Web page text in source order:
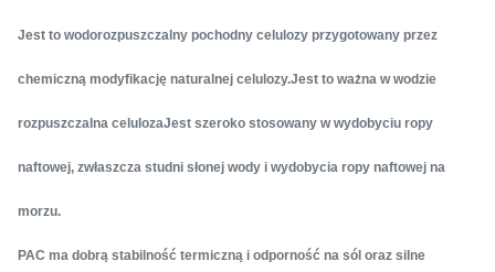
Jest to wodorozpuszczalny pochodny celulozy przygotowany przez
chemiczną modyfikację naturalnej celulozy.Jest to ważna w wodzie
rozpuszczalna celulozaJest szeroko stosowany w wydobyciu ropy
naftowej, zwłaszcza studni słonej wody i wydobycia ropy naftowej na
morzu.
PAC ma dobrą stabilność termiczną i odporność na sól oraz silne